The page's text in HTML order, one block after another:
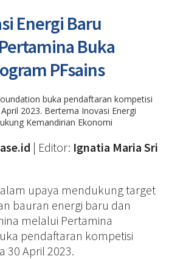
Energi Baru
Buka
PFsains
buka pendaftaran kompetisi
2023. Bertema Inovasi Energi
Kemandirian Ekonomi
| Editor: Ignatia Maria Sri
upaya mendukung target
bauran energi baru dan
melalui Pertamina
pendaftaran kompetisi
30 April 2023.